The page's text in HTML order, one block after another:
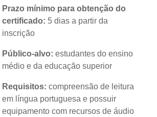
Prazo mínimo para obtenção do
certificado: 5 dias a partir da
inscrição
Público-alvo: estudantes do ensino
médio e da educação superior
Requisitos: compreensão de leitura
em língua portuguesa e possuir
equipamento com recursos de áudio